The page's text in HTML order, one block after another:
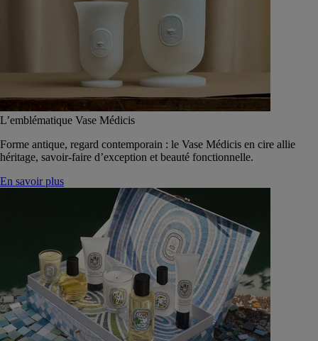
L’emblématique Vase Médicis
Forme antique, regard contemporain : le Vase Médicis en cire allie
héritage, savoir-faire d’exception et beauté fonctionnelle.
En savoir plus